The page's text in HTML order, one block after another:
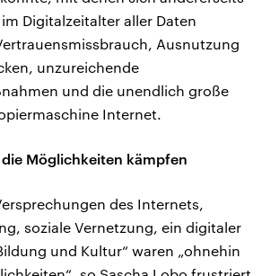
Digitalzeitalter aller Daten
Ausnutzung
unzureichende
und die unendlich große
Internet.
Möglichkeiten kämpfen
des Internets,
soziale Vernetzung, ein digitaler
und Kultur“ waren „ohnehin